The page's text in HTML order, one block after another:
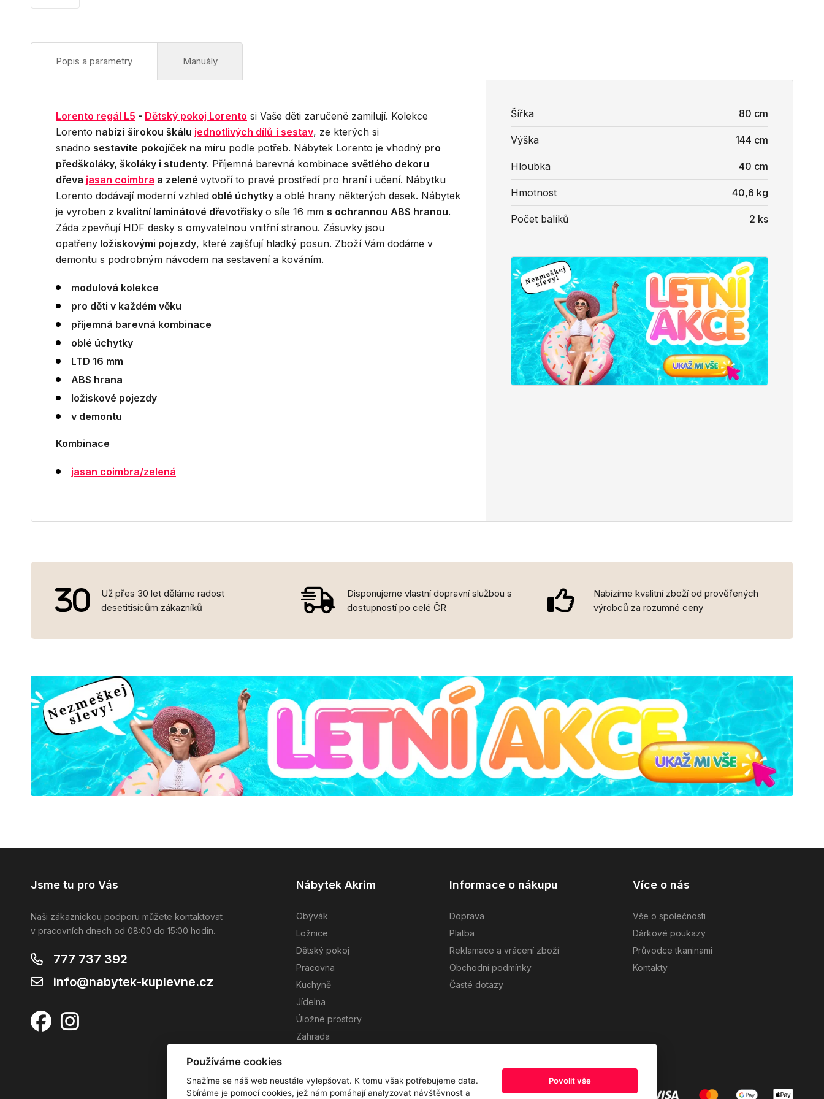
Popis a parametry Manuály
Šířka 80 cm
Výška 144 cm
Hloubka 40 cm
Hmotnost 40,6 kg
Počet balíků 2 ks
Lorento regál L5 - Dětský pokoj Lorento si Vaše děti zaručeně zamilují. Kolekce
Lorento nabízí širokou škálu jednotlivých dílů i sestav, ze kterých si
snadno sestavíte pokojíček na míru podle potřeb. Nábytek Lorento je vhodný pro
předškoláky, školáky i studenty. Příjemná barevná kombinace světlého dekoru
dřeva jasan coimbra a zelené vytvoří to pravé prostředí pro hraní i učení. Nábytku
Lorento dodávají moderní vzhled oblé úchytky a oblé hrany některých desek. Nábytek
je vyroben z kvalitní laminátové dřevotřísky o síle 16 mm s ochrannou ABS hranou.
Záda zpevňují HDF desky s omyvatelnou vnitřní stranou. Zásuvky jsou
opatřeny ložiskovými pojezdy, které zajišťují hladký posun. Zboží Vám dodáme v
demontu s podrobným návodem na sestavení a kováním.
modulová kolekce
pro děti v každém věku
příjemná barevná kombinace
oblé úchytky
LTD 16 mm
ABS hrana
ložiskové pojezdy
v demontu
Kombinace
jasan coimbra/zelená
Už přes 30 let děláme radost
desetitisícům zákazníků
Disponujeme vlastní dopravní službou s
dostupností po celé ČR
Nabízíme kvalitní zboží od prověřených
výrobců za rozumné ceny
Jsme tu pro Vás
Naši zákaznickou podporu můžete kontaktovat
v pracovních dnech od 08:00 do 15:00 hodin.
777 737 392
info@nabytek-kuplevne.cz
Nábytek Akrim
Obývák
Ložnice
Dětský pokoj
Pracovna
Kuchyně
Jídelna
Úložné prostory
Zahrada
Informace o nákupu
Doprava
Platba
Reklamace a vrácení zboží
Obchodní podmínky
Časté dotazy
Více o nás
Vše o společnosti
Dárkové poukazy
Průvodce tkaninami
Kontakty
Používáme cookies
Snažíme se náš web neustále vylepšovat. K tomu však potřebujeme data.
Sbíráme je pomocí cookies, jež nám pomáhají analyzovat návštěvnost a
Povolit vše